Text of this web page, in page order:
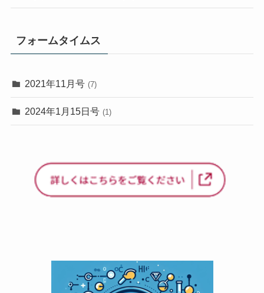
フォームタイムス
2021年11月号 (7)
2024年1月15日号 (1)